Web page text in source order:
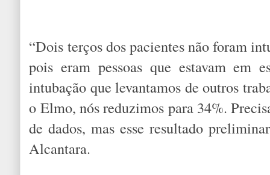
“Dois terços dos pacientes não foram
pois eram pessoas que estavam em
intubação que levantamos de outros
o Elmo, nós reduzimos para 34%.
de dados, mas esse resultado
Alcantara.